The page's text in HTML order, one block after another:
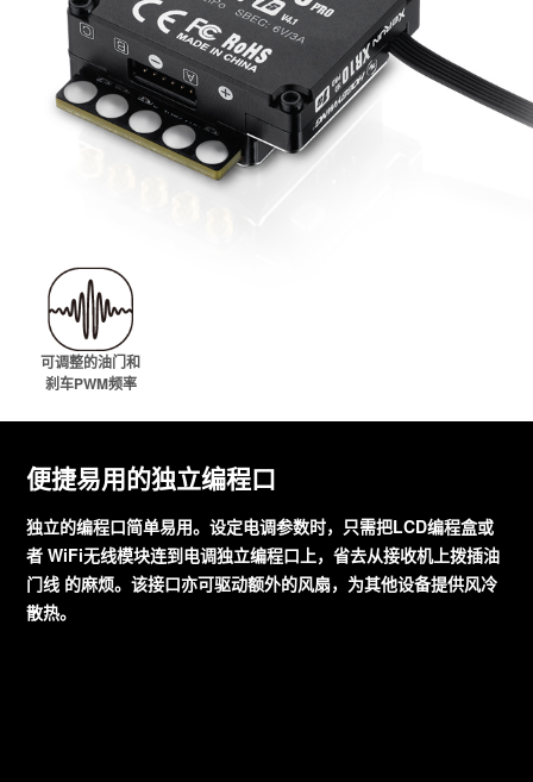
可调整的油门和
刹车PWM频率
便捷易用的独立编程口
独立的编程口简单易用。设定电调参数时，只需把LCD编程盒或
者 WiFi无线模块连到电调独立编程口上，省去从接收机上拨插油
门线 的麻烦。该接口亦可驱动额外的风扇，为其他设备提供风冷
散热。